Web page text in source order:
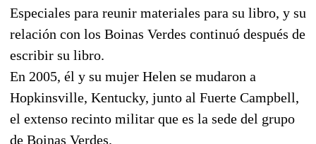
Especiales para reunir materiales para su libro, y su
relación con los Boinas Verdes continuó después de
escribir su libro.
En 2005, él y su mujer Helen se mudaron a
Hopkinsville, Kentucky, junto al Fuerte Campbell,
el extenso recinto militar que es la sede del grupo
de Boinas Verdes.